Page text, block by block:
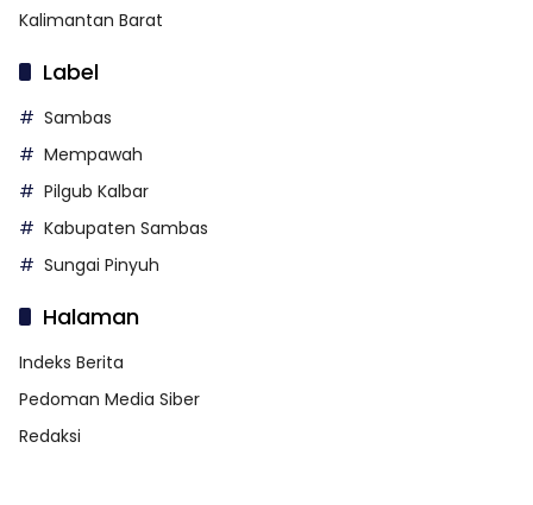
Kalimantan Barat
Label
Sambas
Mempawah
Pilgub Kalbar
Kabupaten Sambas
Sungai Pinyuh
Halaman
Indeks Berita
Pedoman Media Siber
Redaksi